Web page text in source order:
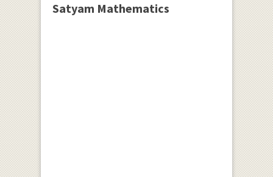
Satyam Mathematics